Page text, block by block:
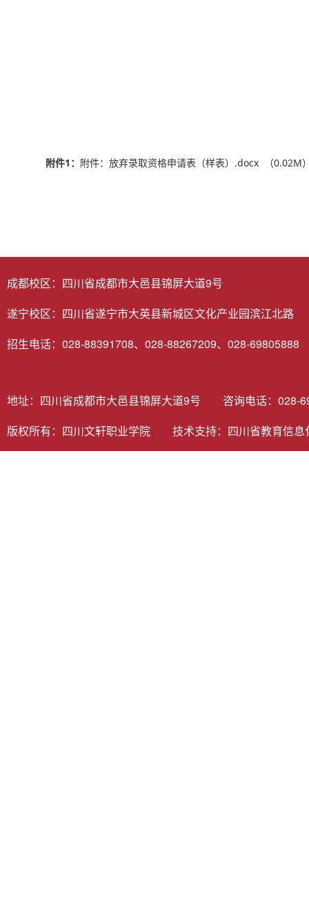
附件1： 附件：放弃录取资格申请表（样表）.docx （0.02M
成都校区：四川省成都市大邑县锦屏大道9号
遂宁校区：四川省遂宁市大英县新城区文化产业园滨江北路
招生电话：028-88391708、028-88267209、028-69805888
地址：四川省成都市大邑县锦屏大道9号 咨询电话：
版权所有：四川文轩职业学院 技术支持： 四川省教育信